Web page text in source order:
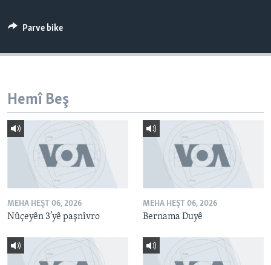
SERNIVÎS
FOLLOW US
Zimanên Din
Parve bike
Hemî Beş
MEHA HEŞT 06, 2026
Nûçeyên 3’yê paşnîvro
MEHA HEŞT 06, 2026
Bernama Duyê